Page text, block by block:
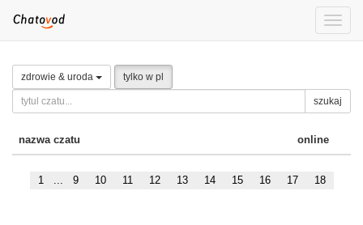
Toggle
zdrowie & uroda tylko w pl
szukaj
nazwa czatu online
1 ... 9 10 11 12 13 14 15 16 17 18